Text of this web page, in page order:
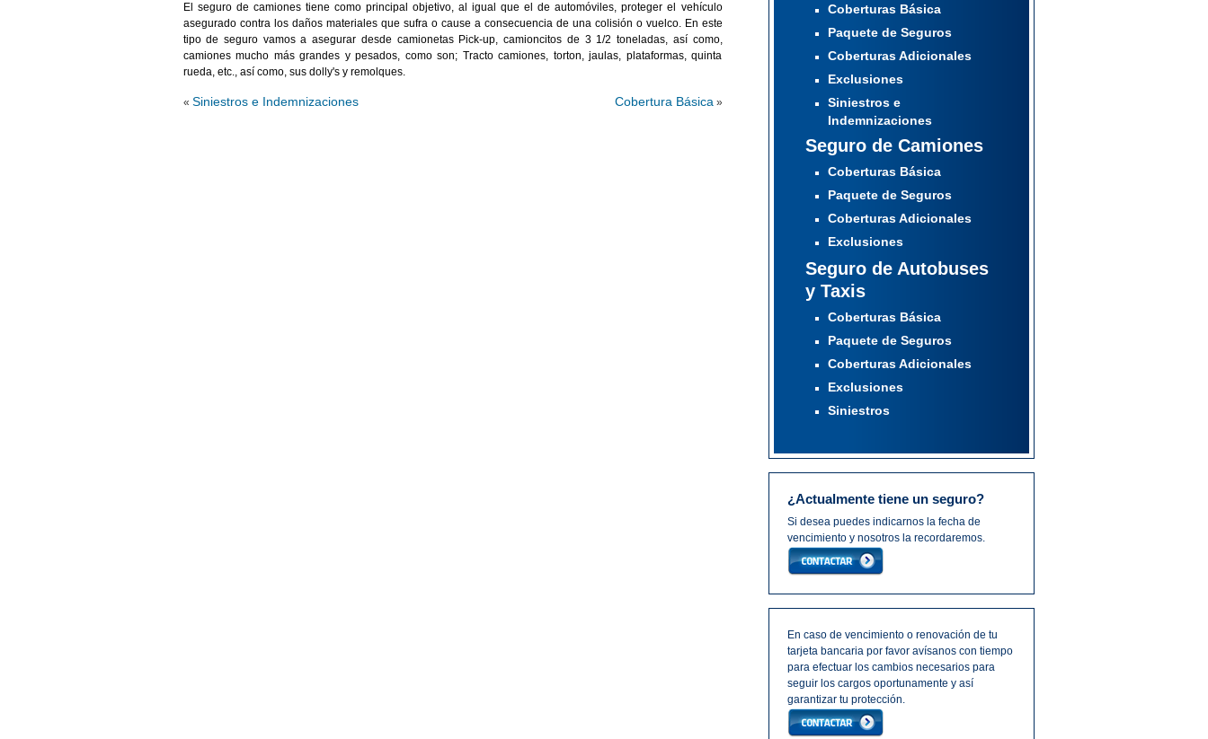
El seguro de camiones tiene como principal objetivo, al igual que el de automóviles, proteger el vehículo
asegurado contra los daños materiales que sufra o cause a consecuencia de una colisión o vuelco. En este
tipo de seguro vamos a asegurar desde camionetas Pick-up, camioncitos de 3 1/2 toneladas, así como,
camiones mucho más grandes y pesados, como son; Tracto camiones, torton, jaulas, plataformas, quinta
rueda, etc., así como, sus dolly's y remolques.
« Siniestros e Indemnizaciones Cobertura Básica»
Coberturas Básica
Paquete de Seguros
Coberturas Adicionales
Exclusiones
Siniestros e
Indemnizaciones
Seguro de Camiones
Coberturas Básica
Paquete de Seguros
Coberturas Adicionales
Exclusiones
Seguro de Autobuses
y Taxis
Coberturas Básica
Paquete de Seguros
Coberturas Adicionales
Exclusiones
Siniestros
¿Actualmente tiene un seguro?
Si desea puedes indicarnos la fecha de
vencimiento y nosotros la recordaremos.
En caso de vencimiento o renovación de tu
tarjeta bancaria por favor avísanos con tiempo
para efectuar los cambios necesarios para
seguir los cargos oportunamente y así
garantizar tu protección.